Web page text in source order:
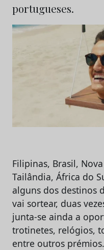
portugueses.
Filipinas, Brasil,
Tailândia, África do
alguns dos destinos
vai sortear, duas
junta-se ainda a
trotinetes, relógios,
entre outros prémios.